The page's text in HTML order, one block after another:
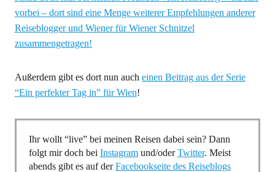
vorbei – dort sind eine Menge weiterer Empfehlungen anderer
Reiseblogger und Wiener für Wiener Schnitzel
zusammengetragen!
Außerdem gibt es dort nun auch einen Beitrag aus der Serie
“Ein perfekter Tag in” für Wien!
Ihr wollt “live” bei meinen Reisen dabei sein? Dann
folgt mir doch bei Instagramund/oderTwitter. Meist
abends gibt es auf derFacebookseite des Reiseblogs